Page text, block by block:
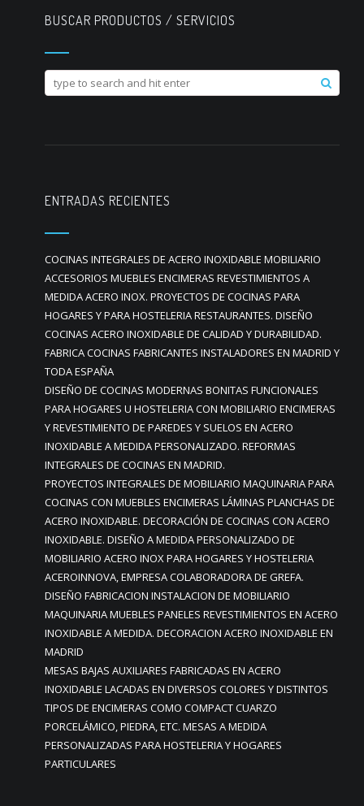
BUSCAR PRODUCTOS / SERVICIOS
ENTRADAS RECIENTES
COCINAS INTEGRALES DE ACERO INOXIDABLE MOBILIARIO
ACCESORIOS MUEBLES ENCIMERAS REVESTIMIENTOS A
MEDIDA ACERO INOX. PROYECTOS DE COCINAS PARA
HOGARES Y PARA HOSTELERIA RESTAURANTES. DISEÑO
COCINAS ACERO INOXIDABLE DE CALIDAD Y DURABILIDAD.
FABRICA COCINAS FABRICANTES INSTALADORES EN MADRID Y
TODA ESPAÑA
DISEÑO DE COCINAS MODERNAS BONITAS FUNCIONALES
PARA HOGARES U HOSTELERIA CON MOBILIARIO ENCIMERAS
Y REVESTIMIENTO DE PAREDES Y SUELOS EN ACERO
INOXIDABLE A MEDIDA PERSONALIZADO. REFORMAS
INTEGRALES DE COCINAS EN MADRID.
PROYECTOS INTEGRALES DE MOBILIARIO MAQUINARIA PARA
COCINAS CON MUEBLES ENCIMERAS LÁMINAS PLANCHAS DE
ACERO INOXIDABLE. DECORACIÓN DE COCINAS CON ACERO
INOXIDABLE. DISEÑO A MEDIDA PERSONALIZADO DE
MOBILIARIO ACERO INOX PARA HOGARES Y HOSTELERIA
ACEROINNOVA, EMPRESA COLABORADORA DE GREFA.
DISEÑO FABRICACION INSTALACION DE MOBILIARIO
MAQUINARIA MUEBLES PANELES REVESTIMIENTOS EN ACERO
INOXIDABLE A MEDIDA. DECORACION ACERO INOXIDABLE EN
MADRID
MESAS BAJAS AUXILIARES FABRICADAS EN ACERO
INOXIDABLE LACADAS EN DIVERSOS COLORES Y DISTINTOS
TIPOS DE ENCIMERAS COMO COMPACT CUARZO
PORCELÁMICO, PIEDRA, ETC. MESAS A MEDIDA
PERSONALIZADAS PARA HOSTELERIA Y HOGARES
PARTICULARES